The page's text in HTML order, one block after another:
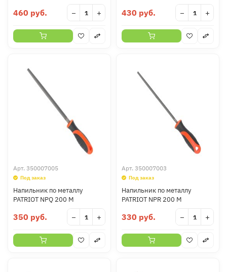
460 руб. − + 430 руб. − +
Арт. 350007005
Под заказ
Напильник по металлу
PATRIOT NPQ 200 M
350 руб. − +
Арт. 350007003
Под заказ
Напильник по металлу
PATRIOT NPR 200 M
330 руб. − +